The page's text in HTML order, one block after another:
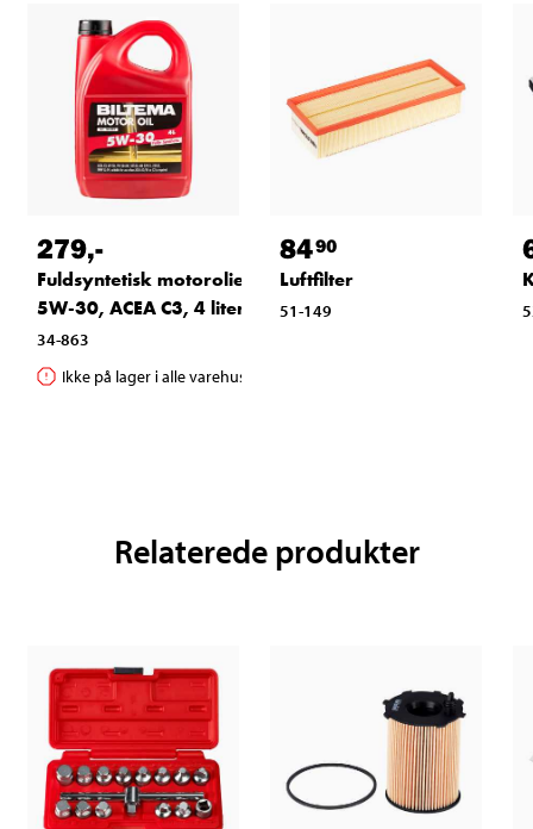
279,-
Fuldsyntetisk motorolie
5W-30, ACEA C3, 4 liter
34-863
Ikke på lager i alle varehuse
8490
Luftfilter
51-149
Relaterede produkter